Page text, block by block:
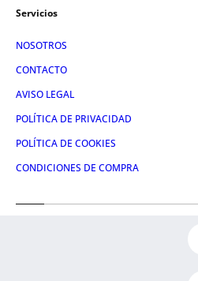
Servicios
NOSOTROS
CONTACTO
AVISO LEGAL
POLÍTICA DE PRIVACIDAD
POLÍTICA DE COOKIES
CONDICIONES DE COMPRA